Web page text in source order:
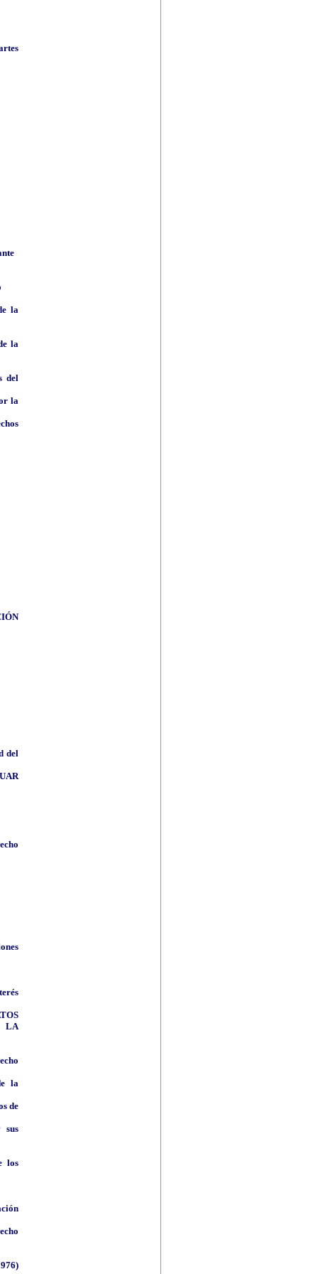
la
la
del
la
del
LA
la
de
sus
los